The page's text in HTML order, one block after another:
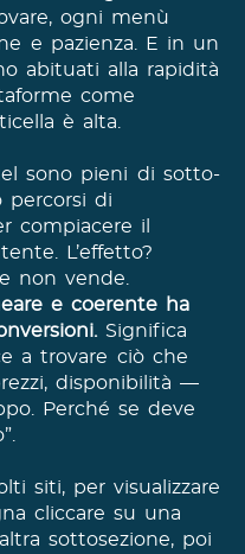
ogni menù
e pazienza. E in un
abituati alla rapidità
come
è alta.
sono pieni di sotto-
percorsi di
compiacere il
L’effetto?
non vende.
e coerente ha
Significa
a trovare ciò che
disponibilità —
Perché se deve
siti, per visualizzare
cliccare su una
sottosezione, poi